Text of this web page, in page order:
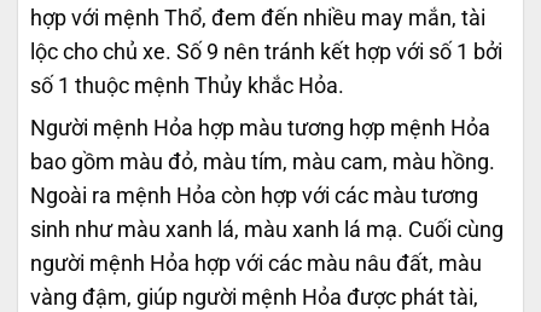
hợp với mệnh Thổ, đem đến nhiều may mắn, tài
lộc cho chủ xe. Số 9 nên tránh kết hợp với số 1 bởi
số 1 thuộc mệnh Thủy khắc Hỏa.
Người mệnh Hỏa hợp màu tương hợp mệnh Hỏa
bao gồm màu đỏ, màu tím, màu cam, màu hồng.
Ngoài ra mệnh Hỏa còn hợp với các màu tương
sinh như màu xanh lá, màu xanh lá mạ. Cuối cùng
người mệnh Hỏa hợp với các màu nâu đất, màu
vàng đậm, giúp người mệnh Hỏa được phát tài,